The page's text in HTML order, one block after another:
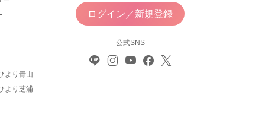
より青山
より芝浦
ログイン／新規登録
公式SNS